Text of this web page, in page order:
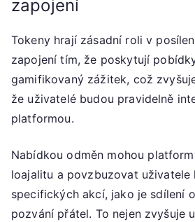
zapojení
Tokeny hrají zásadní roli v
zapojení tím, že poskytují
gamifikovaný zážitek, což
že uživatelé budou pravidelně
platformou.
Nabídkou odměn mohou
loajalitu a povzbuzovat uživatele
specifických akcí, jako je sdílení
pozvání přátel. To nejen zvyšuje